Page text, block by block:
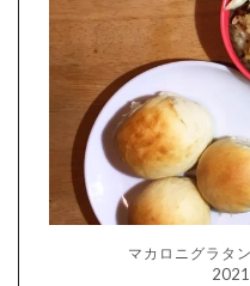
マカロニグラタ